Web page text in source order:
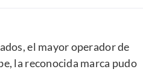
el mayor operador de
la reconocida marca pudo